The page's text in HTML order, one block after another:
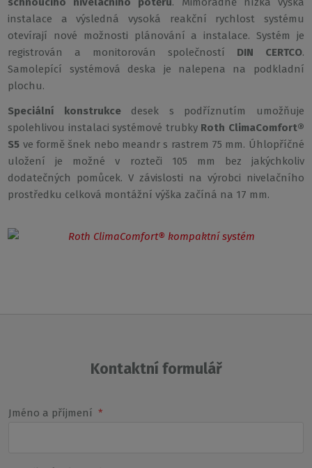
instalace a výsledná vysoká reakční rychlost systému
otevírají nové možnosti plánování a instalace. Systém je
registrován a monitorován společností DIN CERTCO.
Samolepící systémová deska je nalepena na podkladní
plochu.
Speciální konstrukcedesek s podříznutím umožňuje
spolehlivou instalaci systémové trubky Roth ClimaComfort®
S5 ve formě šnek nebo meandr s rastrem 75 mm. Úhlopříčné
uložení je možné v rozteči 105 mm bez jakýchkoliv
dodatečných pomůcek. V závislosti na výrobci nivelačního
prostředku celková montážní výška začíná na 17 mm.
Kontaktní formulář
Jméno a příjmení *